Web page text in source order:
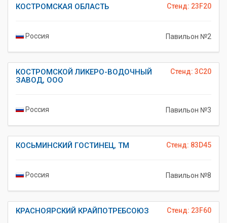
Стенд: 23F20
КОСТРОМСКАЯ ОБЛАСТЬ
Россия Павильон №2
Стенд: 3C20
КОСТРОМСКОЙ ЛИКЕРО-ВОДОЧНЫЙ
ЗАВОД, ООО
Россия Павильон №3
Стенд: 83D45
КОСЬМИНСКИЙ ГОСТИНЕЦ, ТМ
Россия Павильон №8
Стенд: 23F60
КРАСНОЯРСКИЙ КРАЙПОТРЕБСОЮЗ